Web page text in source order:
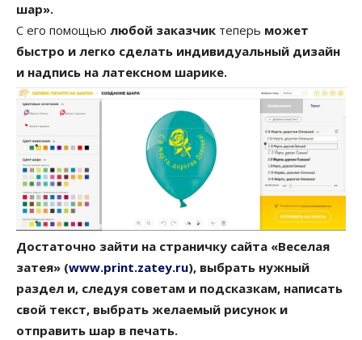
шар».
С его помощью любой заказчик теперь может
быстро и легко сделать индивидуальный дизайн
и надпись на латексном шарике.
Достаточно зайти на страничку сайта «Веселая
затея» (www.print.zatey.ru), выбрать нужный
раздел и, следуя советам и подсказкам, написать
свой текст, выбрать желаемый рисунок и
отправить шар в печать.